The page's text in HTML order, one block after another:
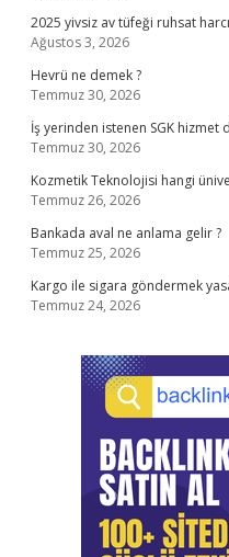
2025 yivsiz av tüfeği ruhsat
Ağustos 3, 2026
Hevrü ne demek ?
Temmuz 30, 2026
İş yerinden istenen SGK hizmet
Temmuz 30, 2026
Kozmetik Teknolojisi hangi
Temmuz 26, 2026
Bankada aval ne anlama gelir ?
Temmuz 25, 2026
Kargo ile sigara göndermek
Temmuz 24, 2026